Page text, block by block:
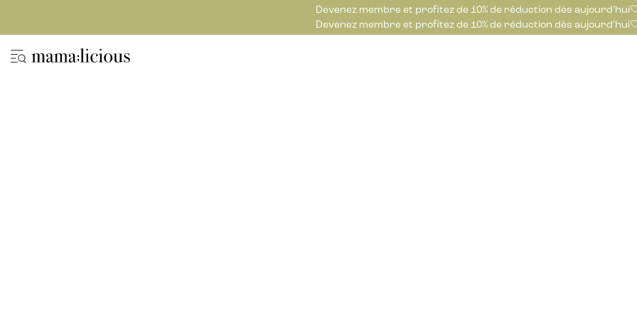
Devenez membre et profitez de 10% de réduction dès
Devenez membre et profitez de 10% de réduction dès